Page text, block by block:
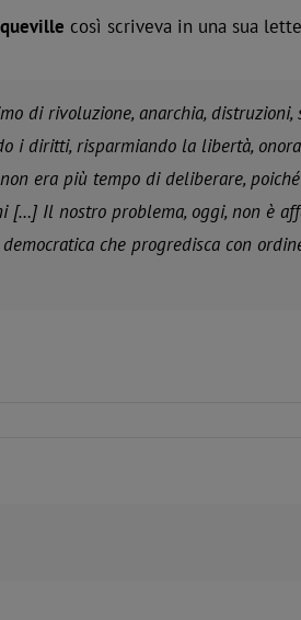
così scriveva in una sua
di rivoluzione, anarchia,
i diritti, risparmiando la libertà,
era più tempo di deliberare,
[…] Il nostro problema, oggi, non è
che progredisca con